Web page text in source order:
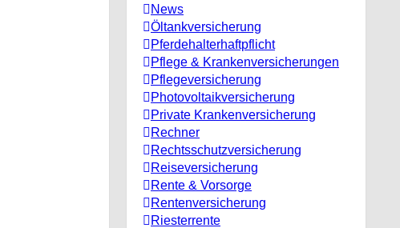
News
Öltankversicherung
Pferdehalterhaftpflicht
Pflege & Krankenversicherungen
Pflegeversicherung
Photovoltaikversicherung
Private Krankenversicherung
Rechner
Rechtsschutzversicherung
Reiseversicherung
Rente & Vorsorge
Rentenversicherung
Riesterrente